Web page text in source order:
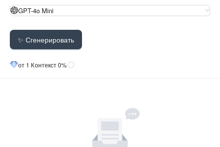
GPT-4o Mini
✨ Сгенерировать
от 1·Контекст 0%